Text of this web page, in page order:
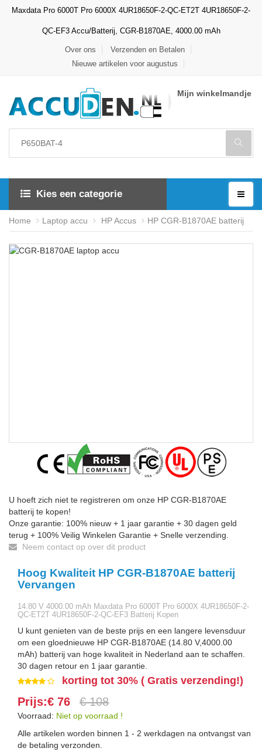
Maxdata Pro 6000T Pro 6000X 4UR18650F-2-QC-ET2T 4UR18650F-2-
QC-EF3 Accu/Batterij, CGR-B1870AE, 4000.00 mAh
Over ons
Verzenden en Betalen
Nieuwe artikelen voor augustus
Mijn winkelmandje
Kies een categorie
Home Laptop accu HP Accus HP CGR-B1870AE batterij
U hoeft zich niet te registreren om onze HP CGR-B1870AE
batterij te kopen!
Onze garantie: 100% nieuw + 1 jaar garantie + 30 dagen geld
terug + 100% Veilig Winkelen Garantie + Snelle verzending.
Neem contact op over dit product
Hoog Kwaliteit HP CGR-B1870AE batterij
Vervangen
14.80 V 4000.00 mAh Maxdata Pro 6000T Pro 6000X 4UR18650F-2-
QC-ET2T 4UR18650F-2-QC-EF3 Batterij Kopen
U kunt genieten van de beste prijs en een langere levensduur
om een gloednieuwe HP CGR-B1870AE (14.80 V,4000.00
mAh) batterij van hoge kwaliteit in Nederland aan te schaffen.
30 dagen retour en 1 jaar garantie.
korting tot 30% ( Gratis verzending!)
Prijs:€ 76 € 108
Voorraad: Niet op voorraad !
Alle artikelen worden binnen 1 - 2 werkdagen na ontvangst van
de betaling verzonden.